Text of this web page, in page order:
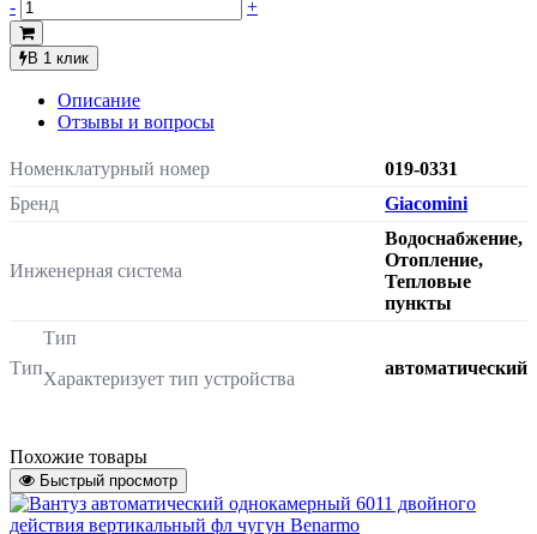
- +
В 1 клик
Описание
Отзывы и вопросы
Номенклатурный номер
019-0331
Бренд
Giacomini
Инженерная система
Водоснабжение,
Отопление,
Тепловые
пункты
Тип
Тип
Характеризует тип устройства
автоматический
Тип присоединения
Характеризует тип присоединения к
трубопроводу
резьба
Похожие товары
Быстрый просмотр